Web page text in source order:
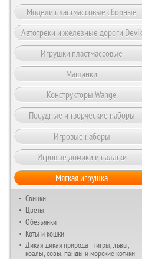
Модели пластмассовые сборные
Автотреки и железные дороги Devik
Игрушки пластмассовые
Машинки
Конструкторы Wange
Посудные и творческие наборы
Игровые наборы
Игровые домики и палатки
Мягкая игрушка
Свинки
Цветы
Обезъянки
Коты и кошки
Дикая-дикая природа - тигры, львы,
коалы, совы, панды и морские котики